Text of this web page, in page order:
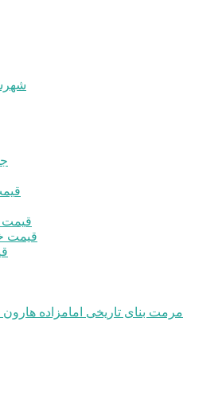
قیمت
قیمت
مرمت بنای تاریخی امامزاده